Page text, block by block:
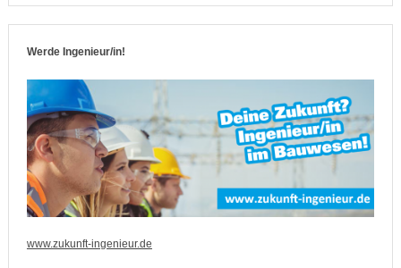
Werde Ingenieur/in!
www.zukunft-ingenieur.de